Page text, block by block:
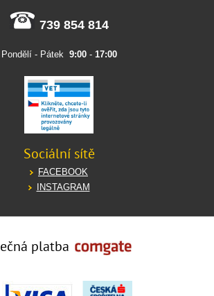
739 854 814
Pondělí - Pátek 9:00- 17:00
Sociální sítě
FACEBOOK
INSTAGRAM
platba